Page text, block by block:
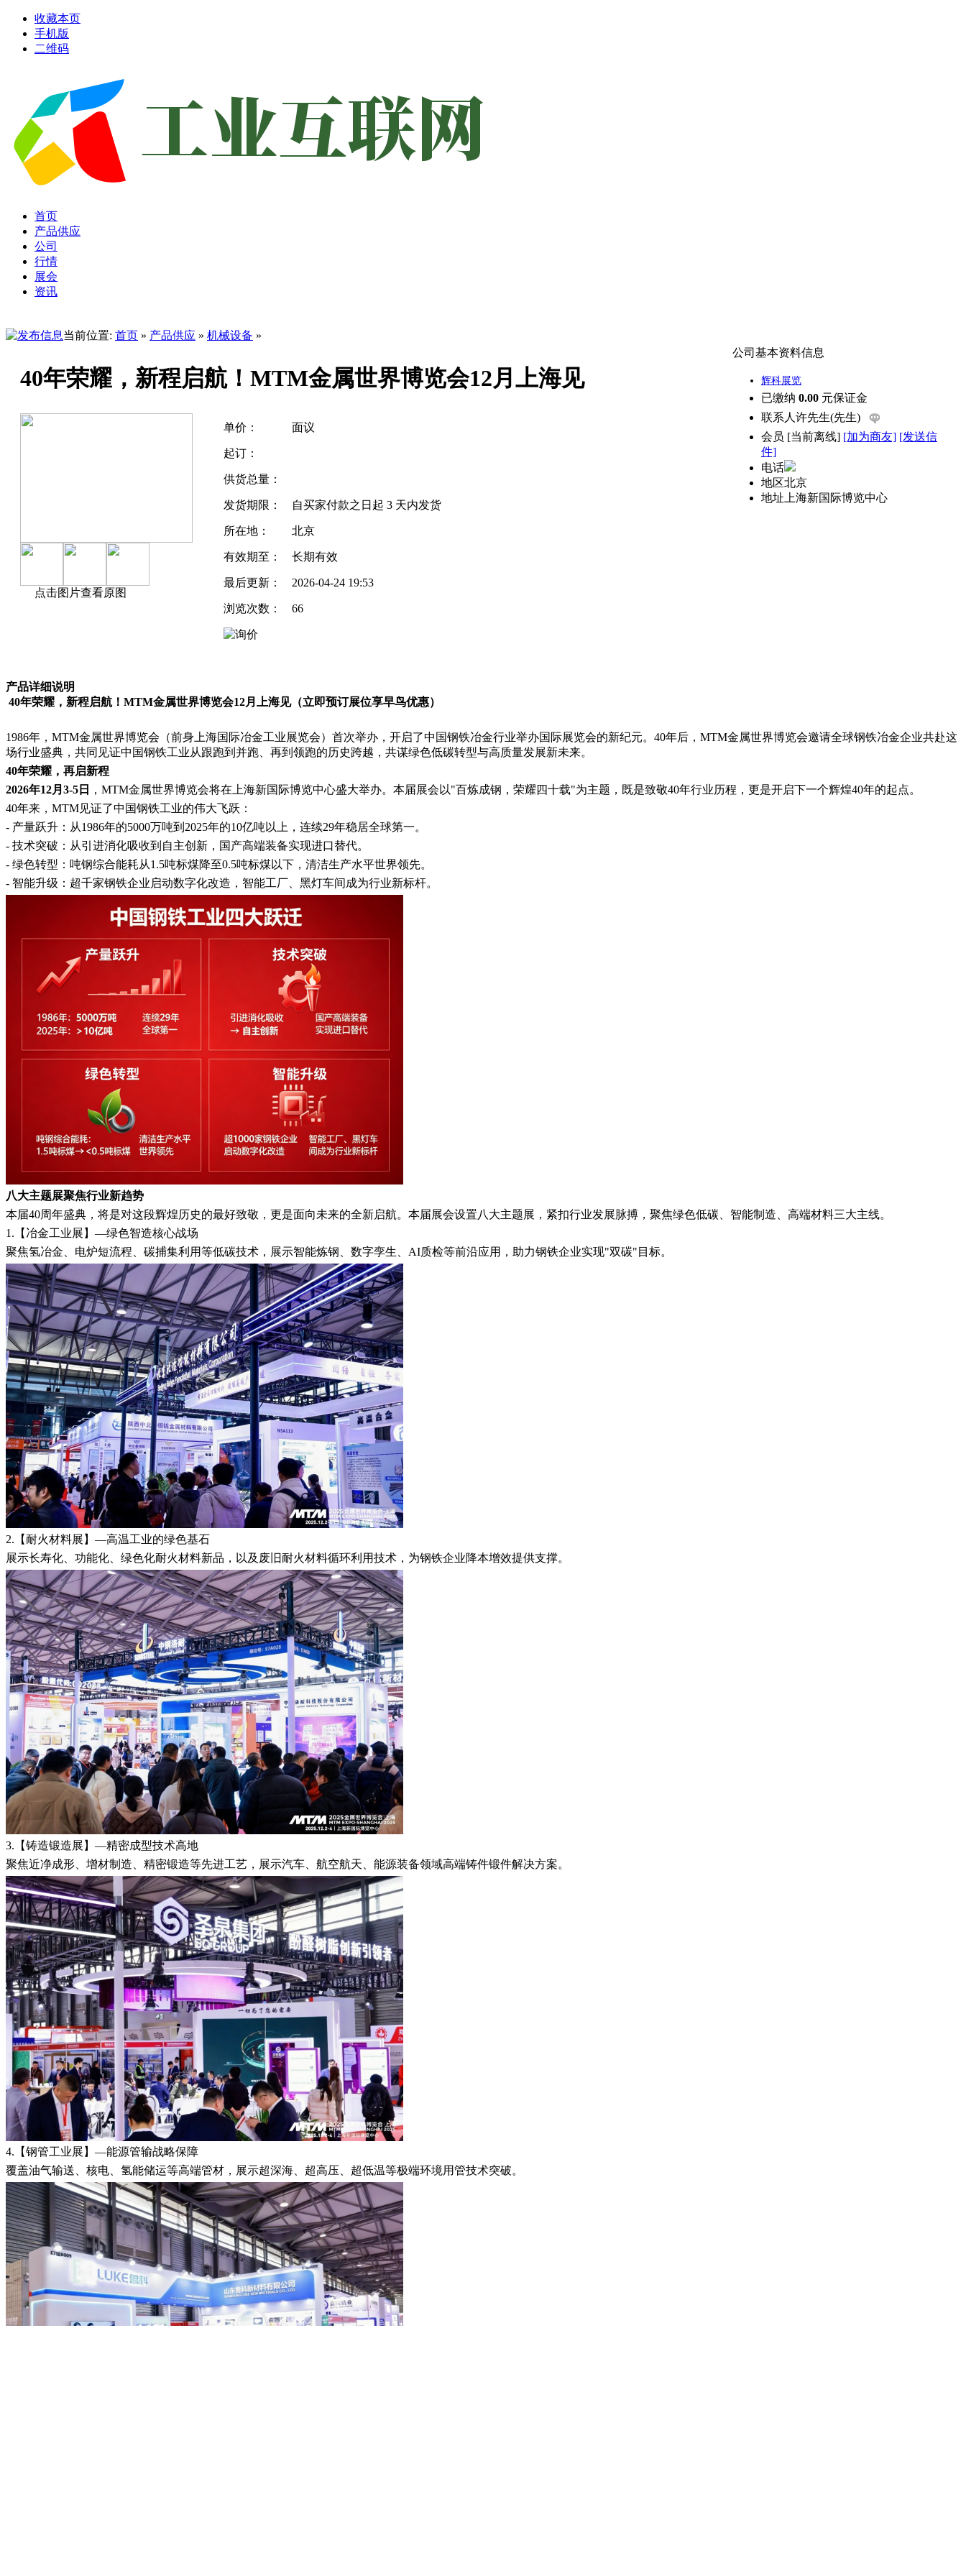
收藏本页
手机版
二维码
首页
产品供应
公司
行情
展会
资讯
当前位置: 首页 » 产品供应 » 机械设备 »
40年荣耀，新程启航！MTM金属世界博览会12月上海见
点击图片查看原图
单价： 面议
起订：
供货总量：
发货期限： 自买家付款之日起 3 天内发货
所在地： 北京
有效期至： 长期有效
最后更新： 2026-04-24 19:53
浏览次数： 66
公司基本资料信息
辉科展览
已缴纳 0.00 元保证金
联系人 许先生(先生)
会员 [当前离线] [加为商友] [发送信
件]
电话
地区北京
地址 上海新国际博览中心
产品详细说明
​40年荣耀，新程启航！MTM金属世界博览会12月上海见（立即预订展位享早鸟优惠）
1986年，MTM金属世界博览会（前身上海国际冶金工业展览会）首次举办，开启了中国钢铁冶金行业举办国际展览会的新纪元。40年后，MTM金属世界博览会邀请全球钢铁冶金企业共赴这
场行业盛典，共同见证中国钢铁工业从跟跑到并跑、再到领跑的历史跨越，共谋绿色低碳转型与高质量发展新未来。
40年荣耀，再启新程
2026年12月3-5日
，MTM金属世界博览会将在上海新国际博览中心盛大举办。本届展会以"百炼成钢，荣耀四十载"为主题，既是致敬40年行业历程，更是开启下一个辉煌40年的起点。
40年来，MTM见证了中国钢铁工业的伟大飞跃：
- 产量跃升：从1986年的5000万吨到2025年的10亿吨以上，连续29年稳居全球第一。
- 技术突破：从引进消化吸收到自主创新，国产高端装备实现进口替代。
- 绿色转型：吨钢综合能耗从1.5吨标煤降至0.5吨标煤以下，清洁生产水平世界领先。
- 智能升级：超千家钢铁企业启动数字化改造，智能工厂、黑灯车间成为行业新标杆。
八大主题展聚焦行业新趋势
本届40周年盛典，将是对这段辉煌历史的最好致敬，更是面向未来的全新启航。本届展会设置八大主题展，紧扣行业发展脉搏，聚焦绿色低碳、智能制造、高端材料三大主线。
1.【冶金工业展】—绿色智造核心战场
聚焦氢冶金、电炉短流程、碳捕集利用等低碳技术，展示智能炼钢、数字孪生、AI质检等前沿应用，助力钢铁企业实现"双碳"目标。
2.【耐火材料展】—高温工业的绿色基石
展示长寿化、功能化、绿色化耐火材料新品，以及废旧耐火材料循环利用技术，为钢铁企业降本增效提供支撑。
3.【铸造锻造展】—精密成型技术高地
聚焦近净成形、增材制造、精密锻造等先进工艺，展示汽车、航空航天、能源装备领域高端铸件锻件解决方案。
4.【钢管工业展】—能源管输战略保障
覆盖油气输送、核电、氢能储运等高端管材，展示超深海、超高压、超低温等极端环境用管技术突破。